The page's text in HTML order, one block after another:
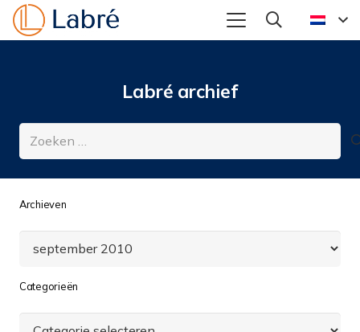
Labré archief
Zoeken
naar:
Archieven
Archieven
Categorieën